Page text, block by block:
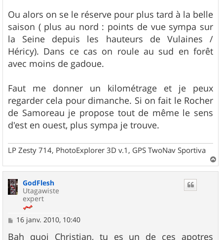
Ou alors on se le réserve pour plus tard à la belle
saison ( plus au nord : points de vue sympa sur
la Seine depuis les hauteurs de Vulaines /
Héricy). Dans ce cas on roule au sud en forêt
avec moins de gadoue.
Faut me donner un kilométrage et je peux
regarder cela pour dimanche. Si on fait le Rocher
de Samoreau je propose tout de même le sens
d'est en ouest, plus sympa je trouve.
LP Zesty 714, PhotoExplorer 3D v.1, GPS TwoNav Sportiva
a
GodFlesh
Utagawiste
expert
M
s
16 janv. 2010, 10:40
Bah quoi Christian, tu es un de ces apotres